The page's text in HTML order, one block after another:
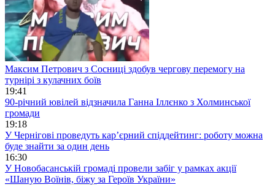
Максим Петрович з Сосниці здобув чергову перемогу на
турнірі з кулачних боїв
19:41
90-річний ювілей відзначила Ганна Іллєнко з Холминської
громади
19:18
У Чернігові проведуть кар’єрний спіддейтинг: роботу можна
буде знайти за один день
16:30
У Новобасанській громаді провели забіг у рамках акції
«Шаную Воїнів, біжу за Героїв України»